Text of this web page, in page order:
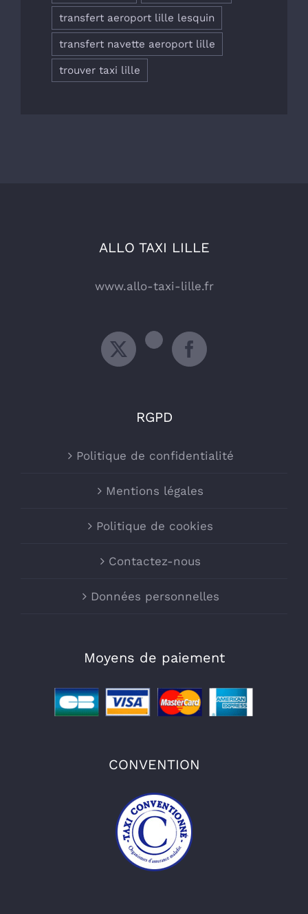
transfert aeroport lille lesquin
transfert navette aeroport lille
trouver taxi lille
ALLO TAXI LILLE
www.allo-taxi-lille.fr
RGPD
Politique de confidentialité
Mentions légales
Politique de cookies
Contactez-nous
Données personnelles
Moyens de paiement
CONVENTION